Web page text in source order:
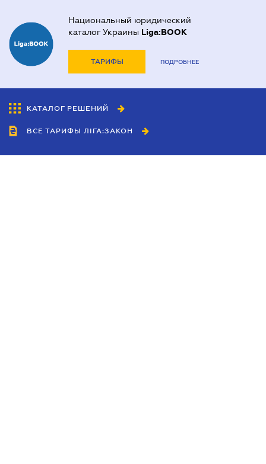
Национальный юридический
каталог Украины Liga:BOOK
ТАРИФЫ ПОДРОБНЕЕ
КАТАЛОГ РЕШЕНИЙ
ВСЕ ТАРИФЫ ЛІГА:ЗАКОН